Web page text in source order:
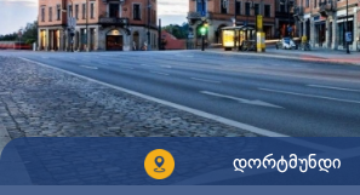
დორტმუნდი